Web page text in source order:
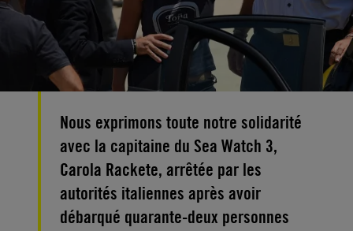
Nous exprimons toute notre solidarité
avec la capitaine du Sea Watch 3,
Carola Rackete, arrêtée par les
autorités italiennes après avoir
débarqué quarante-deux personnes